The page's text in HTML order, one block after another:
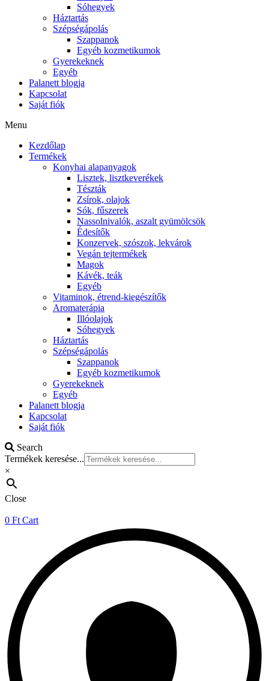
Sóhegyek
Háztartás
Szépségápolás
Szappanok
Egyéb kozmetikumok
Gyerekeknek
Egyéb
Palanett blogja
Kapcsolat
Saját fiók
Menu
Kezdőlap
Termékek
Konyhai alapanyagok
Lisztek, lisztkeverékek
Tészták
Zsírok, olajok
Sók, fűszerek
Nassolnivalók, aszalt gyümölcsök
Édesítők
Konzervek, szószok, lekvárok
Vegán tejtermékek
Magok
Kávék, teák
Egyéb
Vitaminok, étrend-kiegészítők
Aromaterápia
Illóolajok
Sóhegyek
Háztartás
Szépségápolás
Szappanok
Egyéb kozmetikumok
Gyerekeknek
Egyéb
Palanett blogja
Kapcsolat
Saját fiók
Search
Termékek keresése...
×
Close
0 Ft Cart